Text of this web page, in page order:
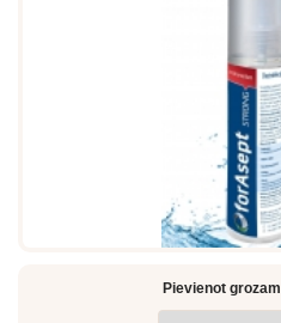
Pievienot grozam